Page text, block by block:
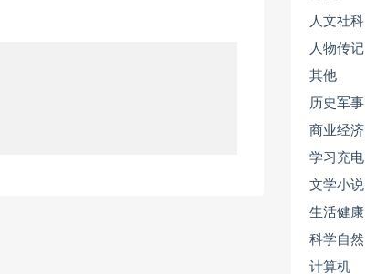
人文社科
人物传记
其他
历史军事
商业经济
学习充电
文学小说
生活健康
科学自然
计算机